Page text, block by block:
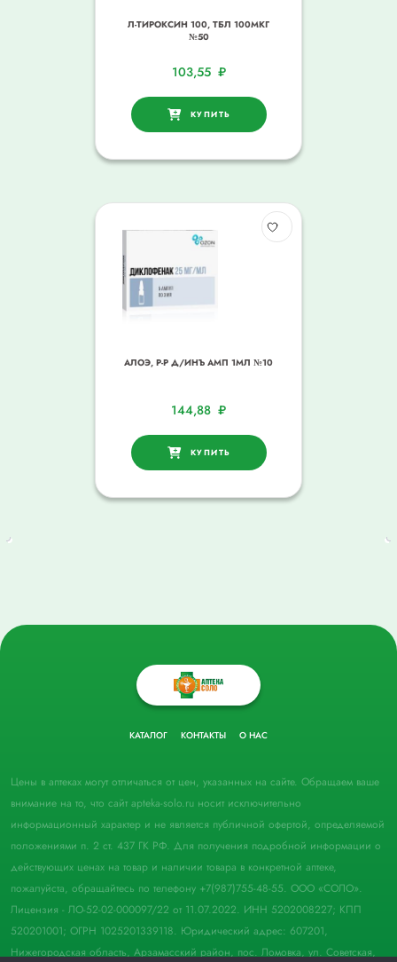
Л-ТИРОКСИН 100, ТБЛ 100МКГ
№50
103,55 ₽
КУПИТЬ
АЛОЭ, Р-Р Д/ИНЪ АМП 1МЛ №10
144,88 ₽
КУПИТЬ
КАТАЛОГ КОНТАКТЫ О НАС
Цены в аптеках могут отличаться от цен, указанных на сайте. Обращаем ваше
внимание на то, что сайт apteka-solo.ru носит исключительно
информационный характер и не является публичной офертой, определяемой
положениями п. 2 ст. 437 ГК РФ. Для получения подробной информации о
действующих ценах на товар и наличии товара в конкретной аптеке,
пожалуйста, обращайтесь по телефону +7(987)755-48-55. ООО «СОЛО».
Лицензия - ЛО-52-02-000097/22 от 11.07.2022. ИНН 5202008227; КПП
520201001; ОГРН 1025201339118. Юридический адрес: 607201,
Нижегородская область, Арзамасский район, пос. Ломовка, ул. Советская,